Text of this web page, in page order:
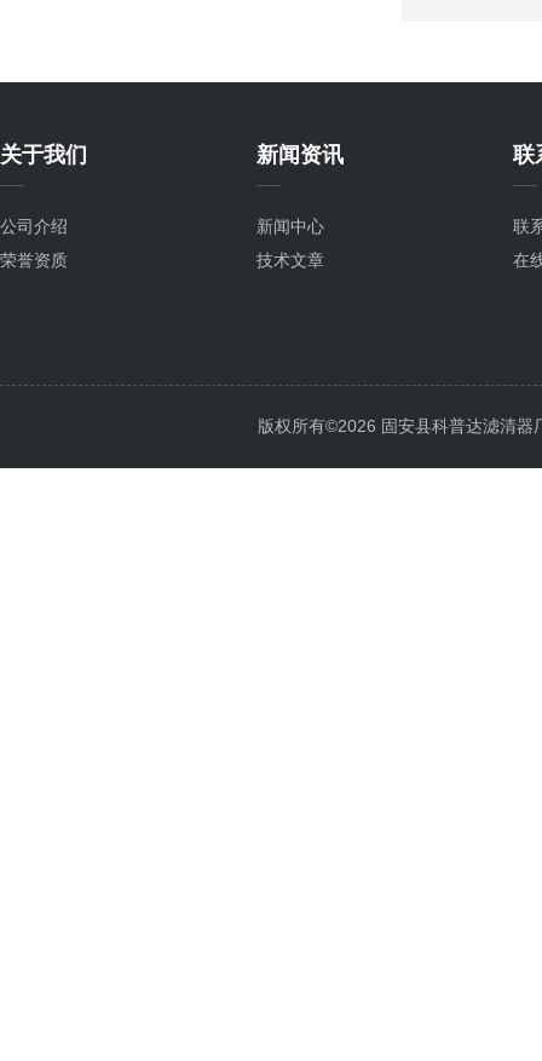
关于我们
公司介绍
荣誉资质
新闻资讯
新闻中心
技术文章
联
联
在
版权所有©2026 固安县科普达滤清